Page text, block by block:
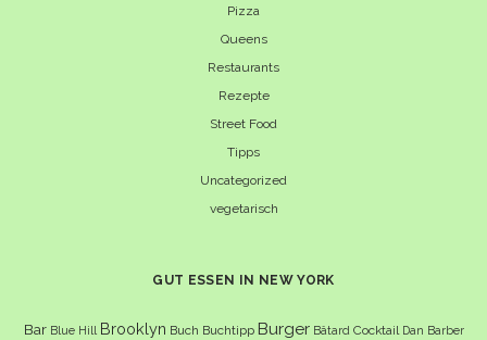
Pizza
Queens
Restaurants
Rezepte
Street Food
Tipps
Uncategorized
vegetarisch
GUT ESSEN IN NEW YORK
Bar Blue Hill Brooklyn Buch Buchtipp Burger Bâtard Cocktail Dan Barber